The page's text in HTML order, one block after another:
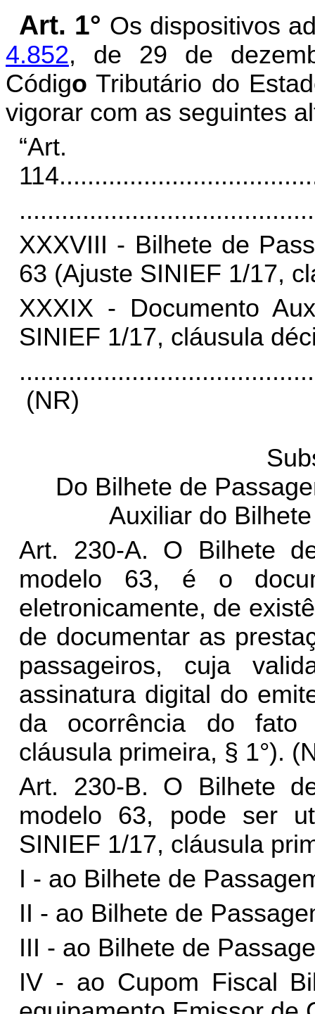
Art. 1° Os dispositivos
4.852, de 29 de
Código Tributário do
vigorar com as seguintes
“Art.
114
XXXVIII - Bilhete de
63 (Ajuste SINIEF 1/17,
XXXIX - Documento
SINIEF 1/17, cláusula
(NR)
Do Bilhete de
Auxiliar do
Art. 230-A. O Bilhete
modelo 63, é o
eletronicamente, de
de documentar as
passageiros, cuja
assinatura digital do
da ocorrência do fato
cláusula primeira, § 1°).
Art. 230-B. O Bilhete
modelo 63, pode ser
SINIEF 1/17, cláusula
I - ao Bilhete de
II - ao Bilhete de
III - ao Bilhete de
IV - ao Cupom Fiscal